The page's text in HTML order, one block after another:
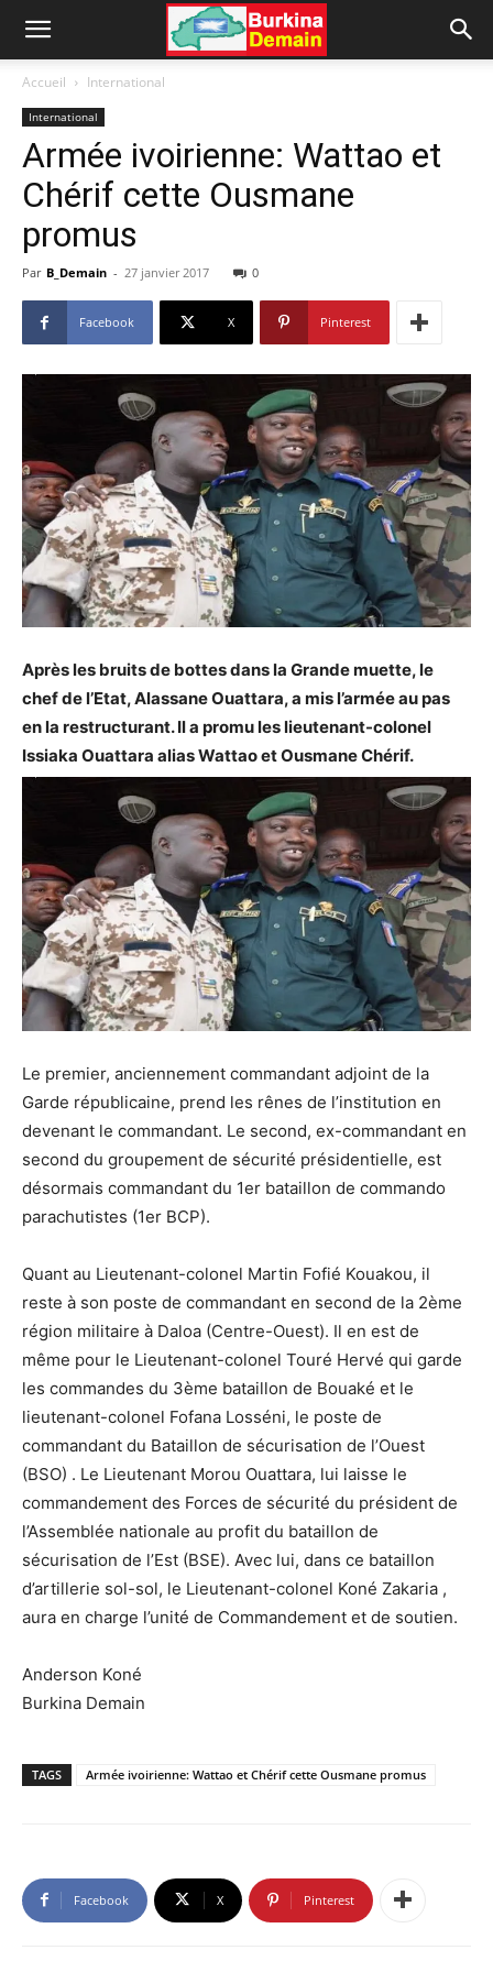
Accueil International
International
Armée ivoirienne: Wattao et
Chérif cette Ousmane
promus
Par B_Demain - 27 janvier 2017 0
Facebook X Pinterest
Après les bruits de bottes dans la Grande muette, le
chef de l’Etat, Alassane Ouattara, a mis l’armée au pas
en la restructurant. Il a promu les lieutenant-colonel
Issiaka Ouattara alias Wattao et Ousmane Chérif.
Le premier, anciennement commandant adjoint de la
Garde républicaine, prend les rênes de l’institution en
devenant le commandant. Le second, ex-commandant en
second du groupement de sécurité présidentielle, est
désormais commandant du 1er bataillon de commando
parachutistes (1er BCP).
Quant au Lieutenant-colonel Martin Fofié Kouakou, il
reste à son poste de commandant en second de la 2ème
région militaire à Daloa (Centre-Ouest). Il en est de
même pour le Lieutenant-colonel Touré Hervé qui garde
les commandes du 3ème bataillon de Bouaké et le
lieutenant-colonel Fofana Losséni, le poste de
commandant du Bataillon de sécurisation de l’Ouest
(BSO) . Le Lieutenant Morou Ouattara, lui laisse le
commandement des Forces de sécurité du président de
l’Assemblée nationale au profit du bataillon de
sécurisation de l’Est (BSE). Avec lui, dans ce bataillon
d’artillerie sol-sol, le Lieutenant-colonel Koné Zakaria ,
aura en charge l’unité de Commandement et de soutien.
Anderson Koné
Burkina Demain
TAGS Armée ivoirienne: Wattao et Chérif cette Ousmane promus
Facebook X Pinterest